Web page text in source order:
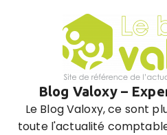
Blog Valoxy –
Le Blog Valoxy, ce sont
toute l'actualité